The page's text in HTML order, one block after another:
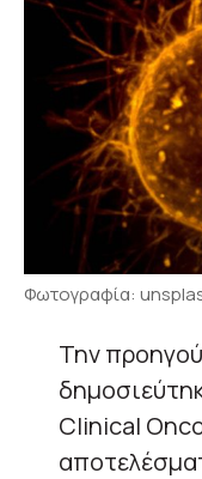
Φωτογραφία:
Την
Clinical